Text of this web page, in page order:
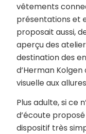
vêtements
présentations et
proposait aussi,
aperçu des
destination des
d’Herman
visuelle aux
Plus adulte, si ce
d’écoute
dispositif très